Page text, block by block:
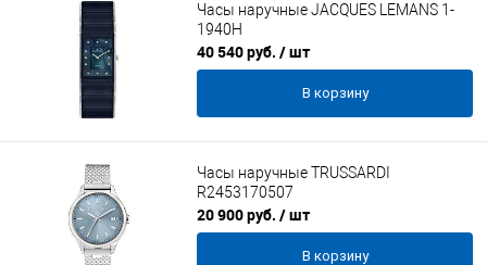
Часы наручные JACQUES LEMANS 1-
1940H
40 540 руб. / шт
В корзину
Часы наручные TRUSSARDI
R2453170507
20 900 руб. / шт
В корзину